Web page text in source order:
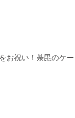
お祝い！荼毘のケー